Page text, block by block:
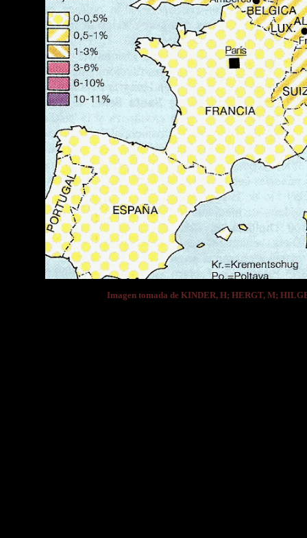
Imagen tomada de KINDER, H; HERGT, M;